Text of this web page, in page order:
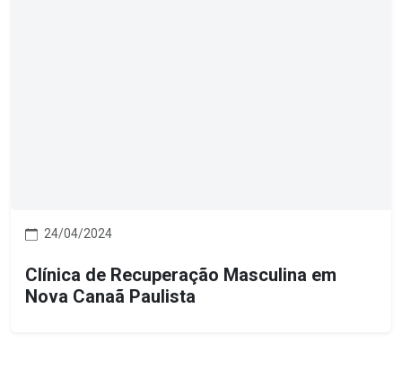
24/04/2024
Clínica de Recuperação Masculina em
Nova Canaã Paulista